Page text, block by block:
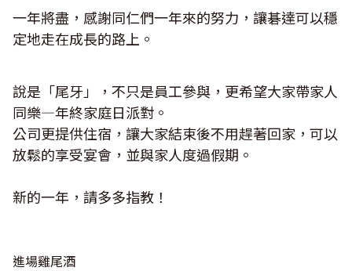
一年將盡，感謝同仁們一年來的努力，讓碁達可以穩
定地走在成長的路上。
說是「尾牙」，不只是員工參與，更希望大家帶家人
同樂—年終家庭日派對。
公司更提供住宿，讓大家結束後不用趕著回家，可以
放鬆的享受宴會，並與家人度過假期。
新的一年，請多多指教！
進場雞尾酒